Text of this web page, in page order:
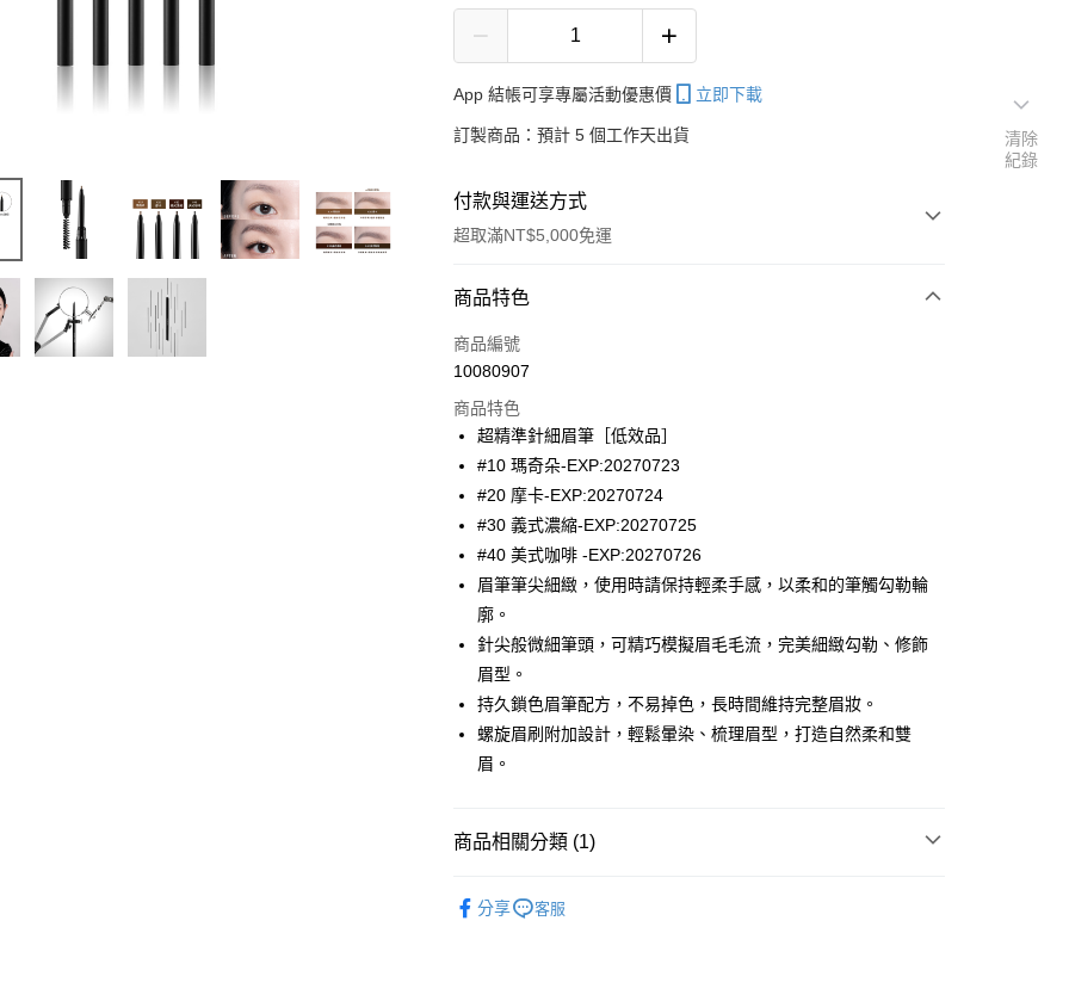
App 結帳可享專屬活動優惠價 立即下載
訂製商品：預計 5 個工作天出貨
付款與運送方式
超取滿NT$5,000免運
付款方式
信用卡一次付款
LINE Pay
Apple Pay
街口支付
悠遊付
全盈+PAY
AFTEE先享後付
相關說明
【關於「AFTEE先享後付」】
AFTEE先享後付是「在收到商品之後才付款」的支付方式。 讓您購物簡單
便利好安心！
１．簡單：不需註冊會員、不需綁卡、不需儲值。
【「AFTEE先享後付」結帳流程】
２．訂單成立數日內，您將收到繳費通知簡訊。
ATM付款
全家取貨付款
全家取貨不付款
商品特色
商品編號
10080907
商品特色
超精準針細眉筆［低效品］
#10 瑪奇朵-EXP:20270723
#20 摩卡-EXP:20270724
#30 義式濃縮-EXP:20270725
#40 美式咖啡 -EXP:20270726
眉筆筆尖細緻，使用時請保持輕柔手感，以柔和的筆觸勾勒輪
廓。
針尖般微細筆頭，可精巧模擬眉毛毛流，完美細緻勾勒、修飾
眉型。
持久鎖色眉筆配方，不易掉色，長時間維持完整眉妝。
螺旋眉刷附加設計，輕鬆暈染、梳理眉型，打造自然柔和雙
眉。
商品相關分類 (1)
分享
客服
清除
紀錄